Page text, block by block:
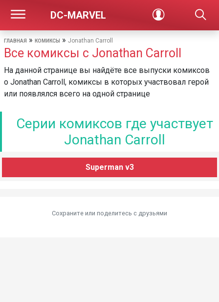
DC-MARVEL
ГЛАВНАЯ » КОМИКСЫ » Jonathan Carroll
Все комиксы с Jonathan Carroll
На данной странице вы найдёте все выпуски комиксов
о Jonathan Carroll, комиксы в которых участвовал герой
или появлялся всего на одной странице
Серии комиксов где участвует
Jonathan Carroll
Superman v3
Сохраните или поделитесь c друзьями